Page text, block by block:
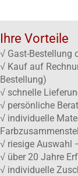
Ihre Vorteile
√ Gast-Bestellung
√ Kauf auf
Bestellung)
√ schnelle
√ persönliche
√ individuelle
√ riesige Auswahl
√ über 20 Jahre
√ individuelle